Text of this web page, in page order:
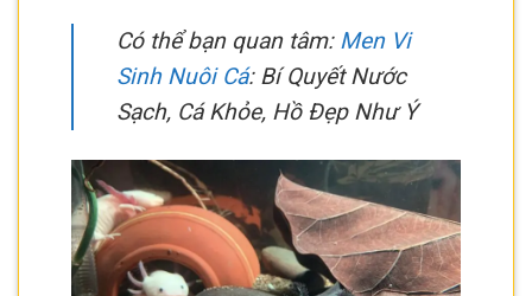
Có thể bạn quan tâm: Men Vi
Sinh Nuôi Cá: Bí Quyết Nước
Sạch, Cá Khỏe, Hồ Đẹp Như Ý